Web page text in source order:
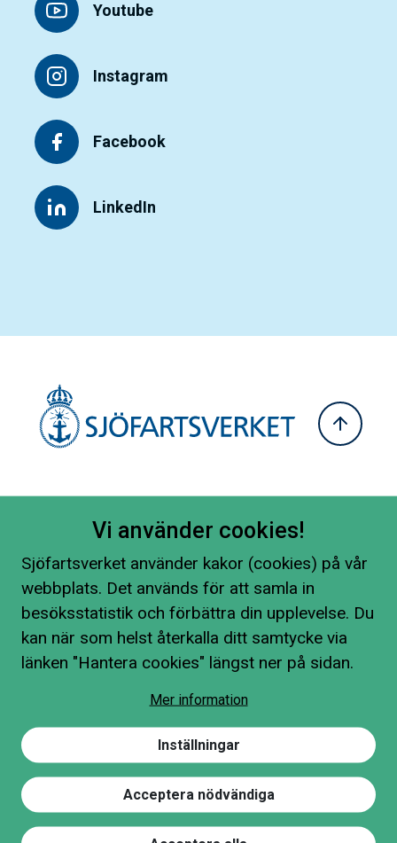
Youtube
Instagram
Facebook
LinkedIn
Vi använder cookies!
Sjöfartsverket använder kakor (cookies) på vår
webbplats. Det används för att samla in
besöksstatistik och förbättra din upplevelse. Du
kan när som helst återkalla ditt samtycke via
länken "Hantera cookies" längst ner på sidan.
Mer information
Inställningar
Acceptera nödvändiga